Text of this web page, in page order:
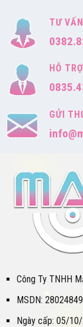
TƯ
HỖ
GỬI
Công Ty TNHH
MSDN:
Ngày cấp: 05/